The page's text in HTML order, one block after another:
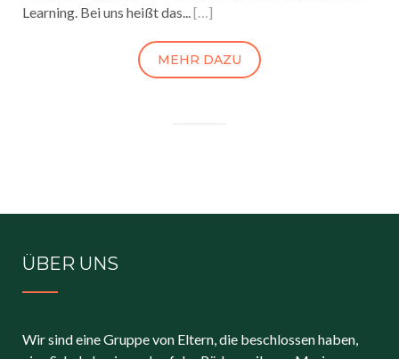
Learning. Bei uns heißt das... […]
MEHR DAZU
ÜBER UNS
Wir sind eine Gruppe von Eltern, die beschlossen haben,